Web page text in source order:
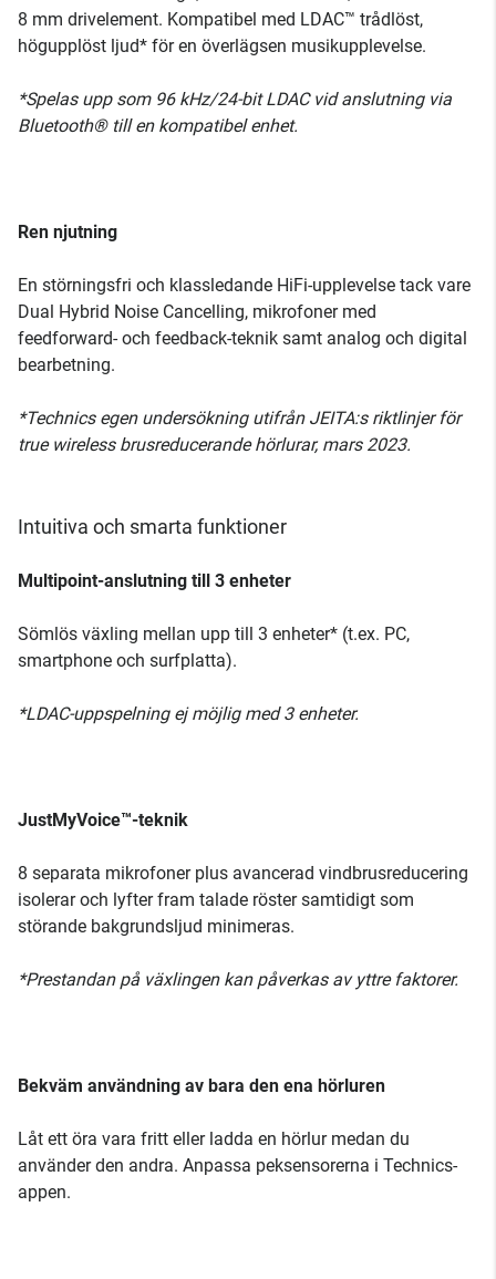
8 mm drivelement. Kompatibel med LDAC™ trådlöst,
högupplöst ljud* för en överlägsen musikupplevelse.
*Spelas upp som 96 kHz/24-bit LDAC vid anslutning via
Bluetooth® till en kompatibel enhet.
Ren njutning
En störningsfri och klassledande HiFi-upplevelse tack vare
Dual Hybrid Noise Cancelling, mikrofoner med
feedforward- och feedback-teknik samt analog och digital
bearbetning.
*Technics egen undersökning utifrån JEITA:s riktlinjer för
true wireless brusreducerande hörlurar, mars 2023.
Intuitiva och smarta funktioner
Multipoint-anslutning till 3 enheter
Sömlös växling mellan upp till 3 enheter* (t.ex. PC,
smartphone och surfplatta).
*LDAC-uppspelning ej möjlig med 3 enheter.
JustMyVoice™-teknik
8 separata mikrofoner plus avancerad vindbrusreducering
isolerar och lyfter fram talade röster samtidigt som
störande bakgrundsljud minimeras.
*Prestandan på växlingen kan påverkas av yttre faktorer.
Bekväm användning av bara den ena hörluren
Låt ett öra vara fritt eller ladda en hörlur medan du
använder den andra. Anpassa peksensorerna i Technics-
appen.